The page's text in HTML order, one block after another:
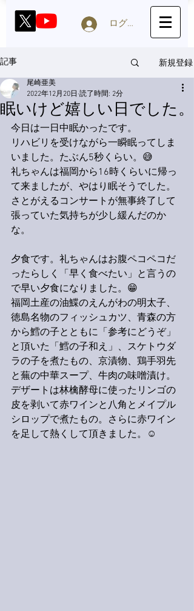
ログイン
記事 新規登録
眠いけど嬉しい日でした。
尾崎亜美
2022年12月20日 読了時間: 2分
今日は一日中眠かったです。
リハビリを受けながら一瞬眠ってしま
いました。たぶん5秒くらい。😅
礼ちゃんは福岡から16時くらいに帰っ
て来ましたが、やはり眠そうでした。
さとがえるコンサートが無事終了して
張っていた気持ちが少し緩んだのか
な。
夕食です。礼ちゃんはお腹ペコペコだ
ったらしく「早く食べたい」と言うの
で早い夕食になりました。😁
福岡土産の油鰈のえんがわの明太子、
徳島名物のフィッシュカツ、青森の方
から鱈の子とともに「参考にどうぞ」
と頂いた「鱈の子和え」、スケトウダ
ラの子を煮たもの、京漬物、鶏手羽先
と蕪の中華スープ、牛肉の味噌漬け。
デザートは林檎酵母に使ったリンゴの
皮を剥いて赤ワインと八角とメイプル
シロップで煮たもの。さらに赤ワイン
を足して熱くして頂きました。☺️